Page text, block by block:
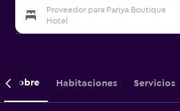
Proveedor para Pariya Boutique
Hotel
Sobre Habitaciones Servicios